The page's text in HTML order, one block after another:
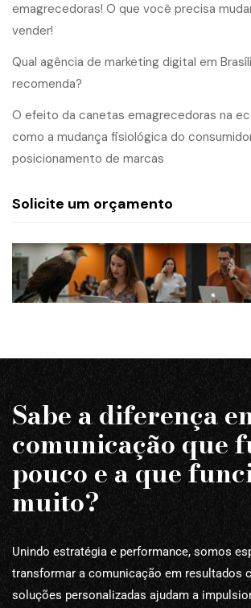
emagrecedoras! O que você precisa
vender!
Qual agência de marketing digital em
recomenda?
O efeito da canetas emagrecedoras na
como a mudança fisiológica do
posicionamento de marcas
Solicite um orçamento
Sabe a diferença
comunicação que
pouco e a que
muito?
Unindo estratégia e performance, somos
transformar a comunicação em resultados
soluções personalizadas ajudam a